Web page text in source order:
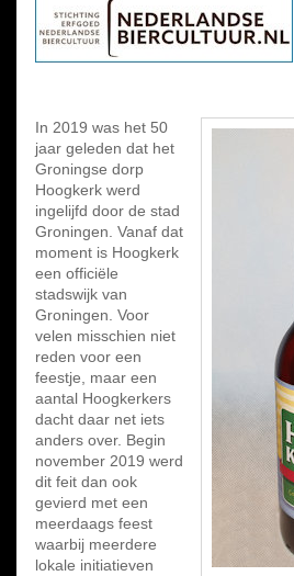
In 2019 was het 50
jaar geleden dat het
Groningse dorp
Hoogkerk werd
ingelijfd door de stad
Groningen. Vanaf dat
moment is Hoogkerk
een officiële
stadswijk van
Groningen. Voor
velen misschien niet
reden voor een
feestje, maar een
aantal Hoogkerkers
dacht daar net iets
anders over. Begin
november 2019 werd
dit feit dan ook
gevierd met een
meerdaags feest
waarbij meerdere
lokale initiatieven